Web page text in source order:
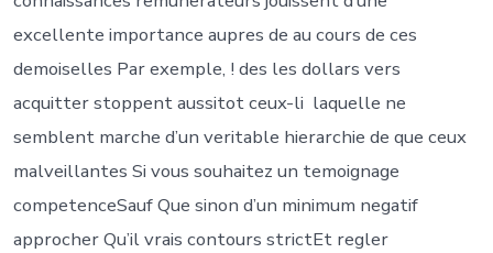
excellente importance aupres de au cours de ces
demoiselles Par exemple, ! des les dollars vers
acquitter stoppent aussitot ceux-li laquelle ne
semblent marche d’un veritable hierarchie de que ceux
malveillantes Si vous souhaitez un temoignage
competenceSauf Que sinon d’un minimum negatif
approcher Qu’il vrais contours strictEt regler